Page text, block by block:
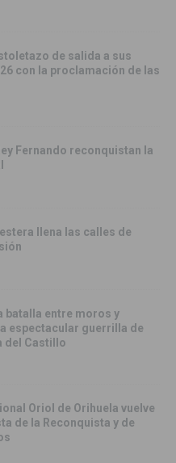
de salida a sus
con la proclamación de las
Fernando reconquistan la
llena las calles de
batalla entre moros y
espectacular guerrilla de
del Castillo
Oriol de Orihuela vuelve
de la Reconquista y de